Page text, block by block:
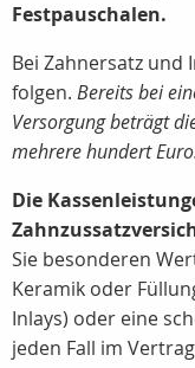
Festpauschalen.
Bei Zahnersatz und
folgen. Bereits bei
Versorgung beträgt
mehrere hundert
Die
Sie besonderen
Keramik oder
Inlays) oder eine
jeden Fall im